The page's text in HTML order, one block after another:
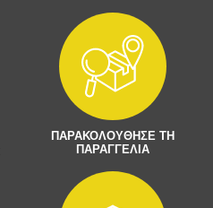
ΠΑΡΑΚΟΛΟΥΘΗΣΕ ΤΗ
ΠΑΡΑΓΓΕΛΙΑ